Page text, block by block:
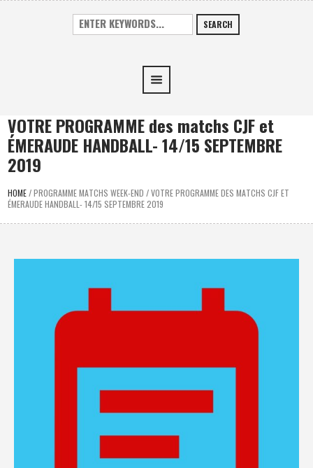
SEARCH
VOTRE PROGRAMME des matchs CJF et
ÉMERAUDE HANDBALL- 14/15 SEPTEMBRE
2019
HOME/PROGRAMME MATCHS WEEK-END /VOTRE PROGRAMME DES MATCHS CJF ET
ÉMERAUDE HANDBALL- 14/15 SEPTEMBRE 2019